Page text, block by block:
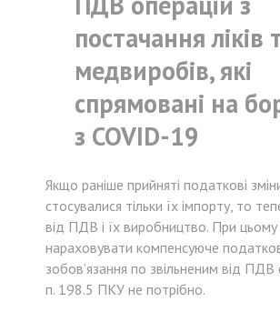
постачання ліків
медвиробів, які
спрямовані на
з COVID-19
Якщо раніше прийняті податкові
стосувалися тільки їх імпорту, то
від ПДВ і їх виробництво. При цьому
нараховувати компенсуюче
зобов’язання по звільненим від ПДВ
п. 198.5 ПКУ не потрібно.